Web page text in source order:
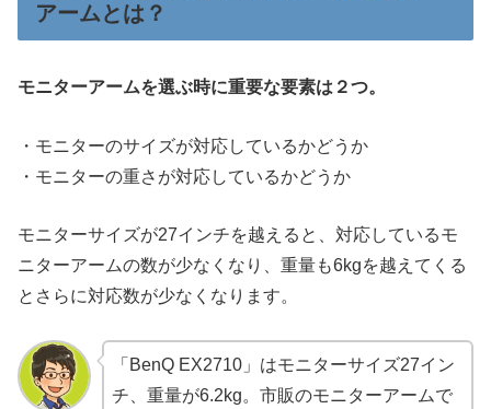
アームとは？
モニターアームを選ぶ時に重要な要素は２つ。
・モニターのサイズが対応しているかどうか
・モニターの重さが対応しているかどうか
モニターサイズが27インチを越えると、対応しているモ
ニターアームの数が少なくなり、重量も6kgを越えてくる
とさらに対応数が少なくなります。
「BenQ EX2710」はモニターサイズ27イン
チ、重量が6.2kg。市販のモニターアームで